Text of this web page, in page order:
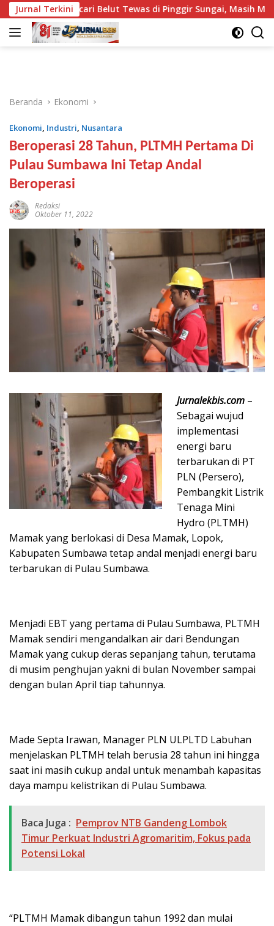
Langsung
ke
konten
Jurnal Terkini
Pencari Belut Tewas di Pinggir Sungai, Masih
Beranda Ekonomi
Ekonomi, Industri, Nusantara
Beroperasi 28 Tahun, PLTMH Pertama Di
Pulau Sumbawa Ini Tetap Andal
Beroperasi
Redaksi
Oktober 11, 2022
Jurnalekbis.com –
Sebagai wujud
implementasi
energi baru
terbarukan di PT
PLN (Persero),
Pembangkit Listrik
Tenaga Mini
Hydro (PLTMH)
Mamak yang berlokasi di Desa Mamak, Lopok,
Kabupaten Sumbawa tetap andal menjadi energi baru
terbarukan di Pulau Sumbawa.
Menjadi EBT yang pertama di Pulau Sumbawa, PLTMH
Mamak sendiri mengandalkan air dari Bendungan
Mamak yang cukup deras sepanjang tahun, terutama
di musim penghujan yakni di bulan November sampai
dengan bulan April tiap tahunnya.
Made Septa Irawan, Manager PLN ULPLTD Labuhan
menjelaskan PLTMH telah berusia 28 tahun ini hingga
saat ini masih cukup andal untuk menambah kapasitas
daya mampu kelistrikan di Pulau Sumbawa.
Baca Juga : Pemprov NTB Gandeng Lombok
Timur Perkuat Industri Agromaritim, Fokus pada
Potensi Lokal
“PLTMH Mamak dibangun tahun 1992 dan mulai